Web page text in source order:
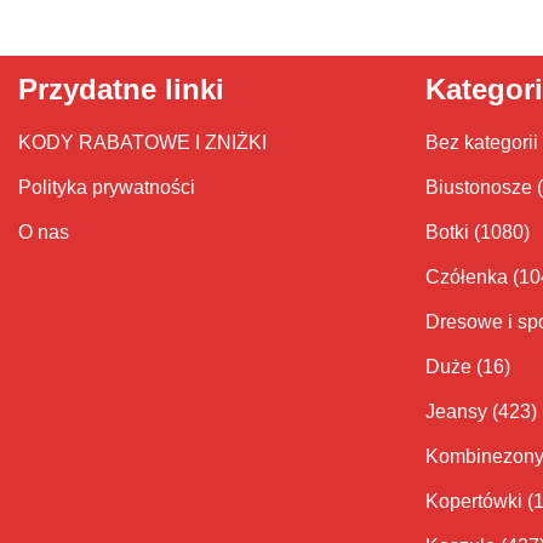
Przydatne linki
KODY RABATOWE I ZNIŻKI
Polityka prywatności
O nas
Bez kategorii
Biustonosze
Botki (1080)
Czółenka
Dresowe i
Duże (16)
Jeansy (423)
Kombinezony
Kopertówki